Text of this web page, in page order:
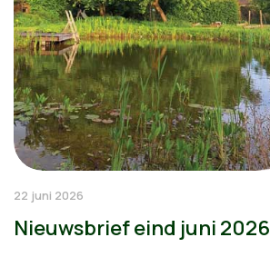
22 juni 2026
Nieuwsbrief eind juni 2026